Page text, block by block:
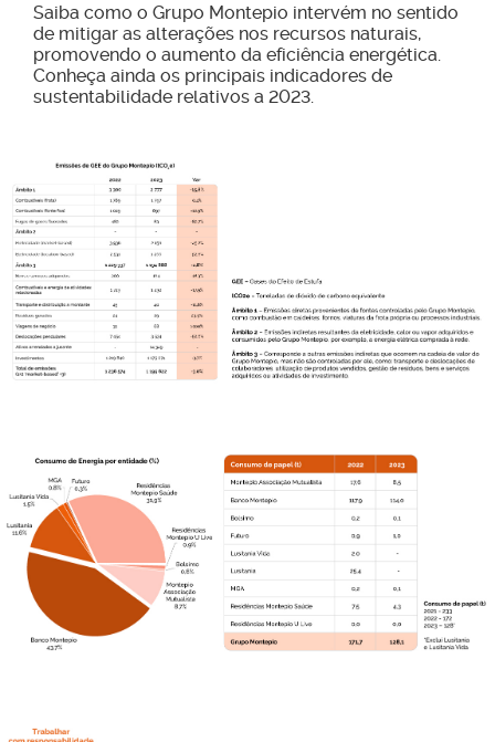
Saiba como o Grupo Montepio intervém no sentido
de mitigar as alterações nos recursos naturais,
promovendo o aumento da eficiência energética.
Conheça ainda os principais indicadores de
sustentabilidade relativos a 2023.